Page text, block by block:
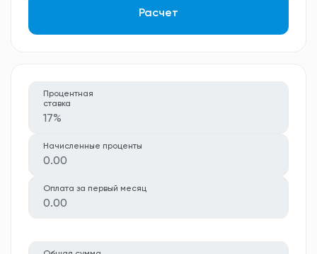
Расчет
Процентная
ставка
17%
Начисленные проценты
0.00
Оплата за первый месяц
0.00